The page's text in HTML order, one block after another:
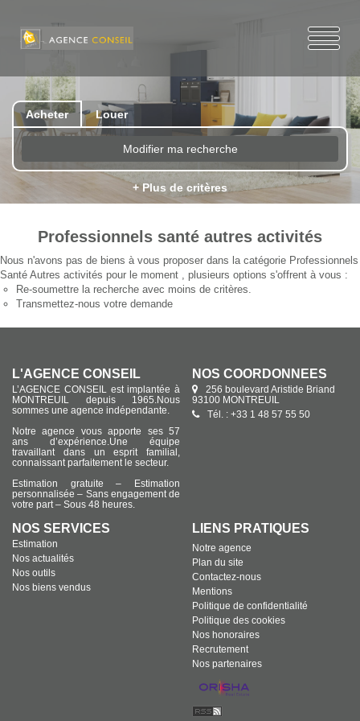
Acheter Louer
Modifier ma recherche
+ Plus de critères
Professionnels santé autres activités
Nous n'avons pas de biens à vous proposer dans la catégorie Professionnels
Santé Autres activités pour le moment , plusieurs options s'offrent à vous :
Re-soumettre la recherche avec moins de critères.
Transmettez-nous votre demande
L'AGENCE CONSEIL
L’AGENCE CONSEIL est implantée à
MONTREUIL depuis 1965.Nous
sommes une agence indépendante.
Notre agence vous apporte ses 57
ans d’expérience.Une équipe
travaillant dans un esprit familial,
connaissant parfaitement le secteur.
Estimation gratuite – Estimation
personnalisée – Sans engagement de
votre part – Sous 48 heures.
NOS COORDONNÉES
256 boulevard Aristide Briand
93100 MONTREUIL
Tél. : +33 1 48 57 55 50
NOS SERVICES
Estimation
Nos actualités
Nos outils
Nos biens vendus
LIENS PRATIQUES
Notre agence
Plan du site
Contactez-nous
Mentions
Politique de confidentialité
Politique des cookies
Nos honoraires
Recrutement
Nos partenaires